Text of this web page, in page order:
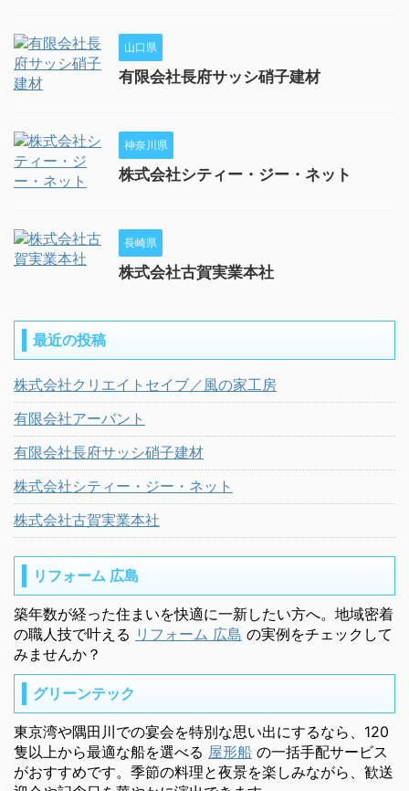
山口県
有限会社長府サッシ硝子建材
神奈川県
株式会社シティー・ジー・ネット
長崎県
株式会社古賀実業本社
最近の投稿
株式会社クリエイトセイブ／風の家工房
有限会社アーバント
有限会社長府サッシ硝子建材
株式会社シティー・ジー・ネット
株式会社古賀実業本社
リフォーム 広島
築年数が経った住まいを快適に一新したい方へ。地域密着
の職人技で叶える リフォーム 広島 の実例をチェックして
みませんか？
グリーンテック
東京湾や隅田川での宴会を特別な思い出にするなら、120
隻以上から最適な船を選べる 屋形船 の一括手配サービス
がおすすめです。季節の料理と夜景を楽しみながら、歓送